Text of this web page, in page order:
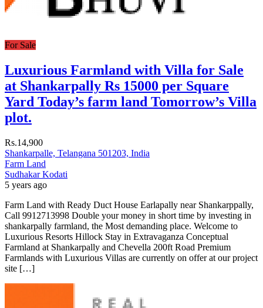
For Sale
Luxurious Farmland with Villa for Sale
at Shankarpally Rs 15000 per Square
Yard Today’s farm land Tomorrow’s Villa
plot.
Rs.14,900
Shankarpalle, Telangana 501203, India
Farm Land
Sudhakar Kodati
5 years ago
Farm Land with Ready Duct House Earlapally near Shankarppally,
Call 9912713998 Double your money in short time by investing in
shankarpally farmland, the Most demanding place. Welcome to
Luxurious Resorts Hillock Stay in Extravaganza Conceptual
Farmland at Shankarpally and Chevella 200ft Road Premium
Farmlands with Luxurious Villas are currently on offer at our project
site […]